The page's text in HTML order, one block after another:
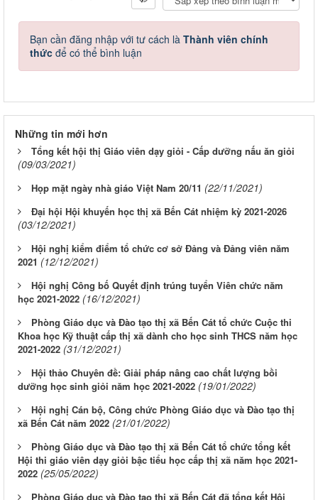
Bạn cần đăng nhập với tư cách là Thành viên chính
thức để có thể bình luận
Những tin mới hơn
Tổng kết hội thị Giáo viên dạy giỏi - Cấp dưỡng nấu ăn giỏi
(09/03/2021)
Họp mặt ngày nhà giáo Việt Nam 20/11 (22/11/2021)
Đại hội Hội khuyến học thị xã Bến Cát nhiệm kỳ 2021-2026
(03/12/2021)
Hội nghị kiểm điểm tổ chức cơ sở Đảng và Đảng viên năm
2021 (12/12/2021)
Hội nghị Công bố Quyết định trúng tuyển Viên chức năm
học 2021-2022 (16/12/2021)
Phòng Giáo dục và Đào tạo thị xã Bến Cát tổ chức Cuộc thi
Khoa học Kỹ thuật cấp thị xã dành cho học sinh THCS năm học
2021-2022 (31/12/2021)
Hội thảo Chuyên đề: Giải pháp nâng cao chất lượng bồi
dưỡng học sinh giỏi năm học 2021-2022 (19/01/2022)
Hội nghị Cán bộ, Công chức Phòng Giáo dục và Đào tạo thị
xã Bến Cát năm 2022 (21/01/2022)
Phòng Giáo dục và Đào tạo thị xã Bến Cát tổ chức tổng kết
Hội thi giáo viên dạy giỏi bậc tiểu học cấp thị xã năm học 2021-
2022 (25/05/2022)
Phòng Giáo dục và Đào tạo thị xã Bến Cát đã tổng kết Hội